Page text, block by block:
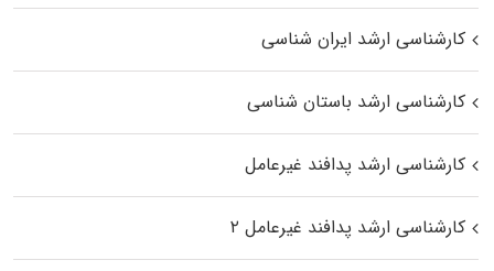
کارشناسی ارشد ایران شناسی
کارشناسی ارشد باستان شناسی
کارشناسی ارشد پدافند غیرعامل
کارشناسی ارشد پدافند غیرعامل ۲